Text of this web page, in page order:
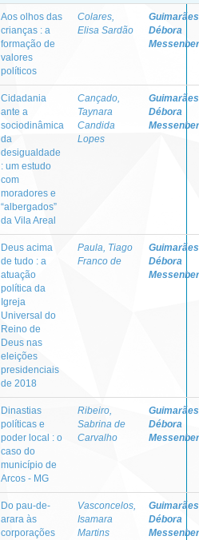
Aos olhos das
crianças : a
formação de
valores
políticos
Colares,
Elisa Sardão
Débora
Cidadania
ante a
sociodinâmica
da
desigualdade
: um estudo
com
moradores e
“albergados”
da Vila Areal
Cançado,
Taynara
Candida
Lopes
Débora
Deus acima
de tudo : a
atuação
política da
Igreja
Universal do
Reino de
Deus nas
eleições
presidenciais
de 2018
Paula, Tiago
Franco de
Débora
Dinastias
políticas e
poder local : o
caso do
município de
Arcos - MG
Ribeiro,
Sabrina de
Carvalho
Débora
Do pau-de-
arara às
corporações
Vasconcelos,
Isamara
Martins
Débora